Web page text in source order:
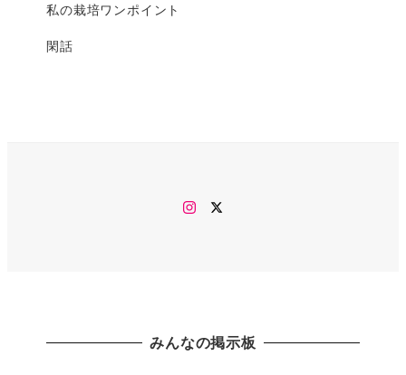
私の栽培ワンポイント
閑話
Instagram
みんなの掲示板